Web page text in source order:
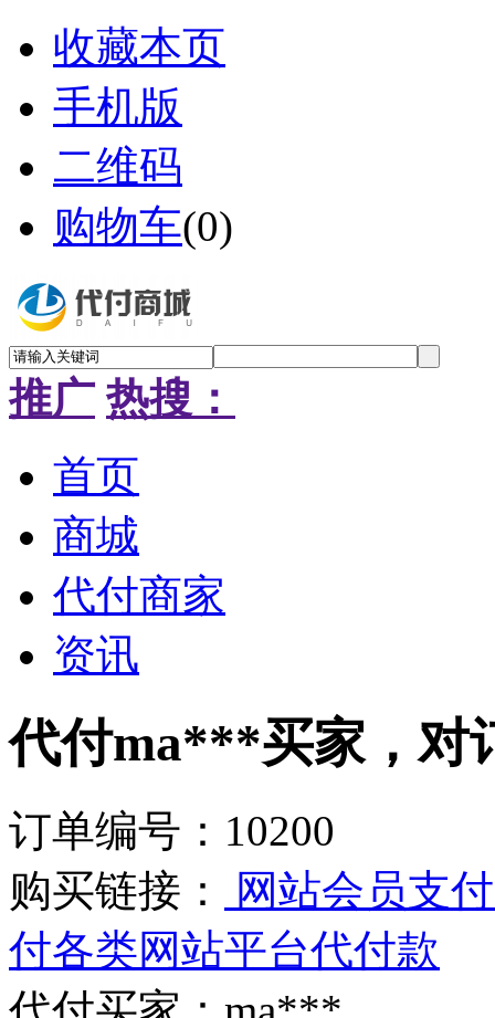
收藏本页
手机版
二维码
购物车(0)
推广 热搜：
首页
商城
代付商家
资讯
代付ma***买家，对
订单编号：10200
购买链接：
网站会员支
付各类网站平台代付款